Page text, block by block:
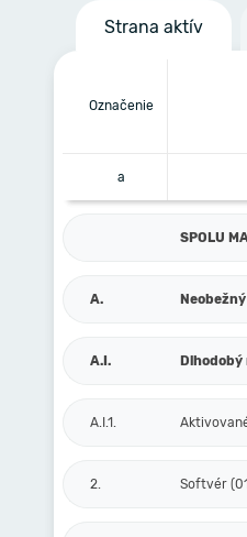
Strana aktív
Označenie
a
SPOLU
A.
A.I.
A.I.1.
2. Softvér